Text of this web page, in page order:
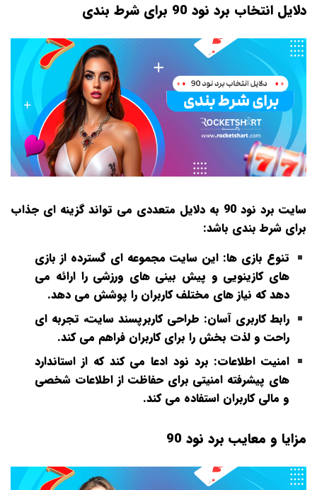
دلایل انتخاب برد نود 90 برای شرط بندی
سایت برد نود 90 به دلایل متعددی می‌ تواند گزینه‌ ای جذاب
برای شرط‌ بندی باشد:
تنوع بازی‌ ها: این سایت مجموعه‌ ای گسترده از بازی‌
های کازینویی و پیش‌ بینی‌ های ورزشی را ارائه می‌
دهد که نیاز های مختلف کاربران را پوشش می‌ دهد.
رابط کاربری آسان: طراحی کاربرپسند سایت، تجربه‌ ای
راحت و لذت‌ بخش را برای کاربران فراهم می‌ کند.
امنیت اطلاعات: برد نود ادعا می‌ کند که از استاندارد
های پیشرفته امنیتی برای حفاظت از اطلاعات شخصی
و مالی کاربران استفاده می‌ کند.
مزایا و معایب برد نود 90